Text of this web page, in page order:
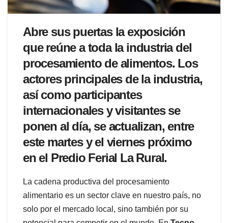
Abre sus puertas la exposición
que reúne a toda la industria del
procesamiento de alimentos. Los
actores principales de la industria,
así como participantes
internacionales y visitantes se
ponen al día, se actualizan, entre
este martes y el viernes próximo
en el Predio Ferial La Rural.
La cadena productiva del procesamiento
alimentario es un sector clave en nuestro país, no
solo por el mercado local, sino también por su